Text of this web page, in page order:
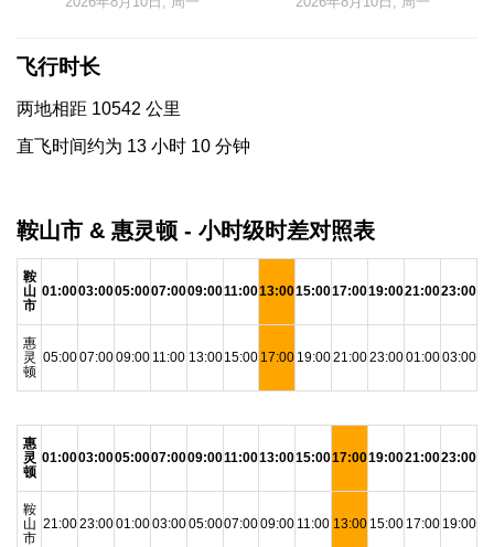
飞行时长
两地相距 10542 公里
直飞时间约为 13 小时 10 分钟
鞍山市 & 惠灵顿 - 小时级时差对照表
鞍
山
市
01:0003:0005:0007:0009:0011:0013:0015:0017:0019:0021:0023:00
惠
灵
顿
05:0007:0009:00 11:00 13:0015:00 17:00 19:0021:0023:0001:0003:00
惠
灵
顿
01:0003:0005:0007:0009:0011:0013:0015:0017:0019:0021:0023:00
鞍
山
市
21:0023:0001:0003:0005:0007:0009:00 11:00 13:00 15:00 17:00 19:00